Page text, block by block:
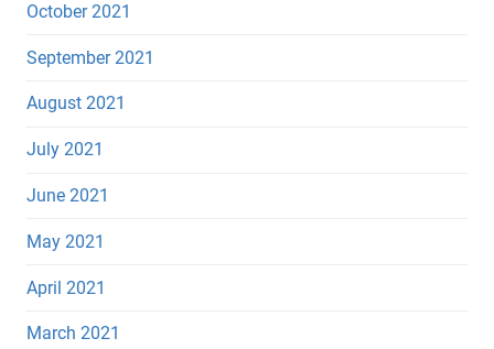
October 2021
September 2021
August 2021
July 2021
June 2021
May 2021
April 2021
March 2021